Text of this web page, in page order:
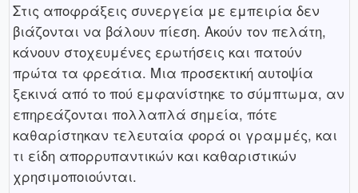
Στις αποφράξεις συνεργεία με εμπειρία δεν
βιάζονται να βάλουν πίεση. Ακούν τον πελάτη,
κάνουν στοχευμένες ερωτήσεις και πατούν
πρώτα τα φρεάτια. Μια προσεκτική αυτοψία
ξεκινά από το πού εμφανίστηκε το σύμπτωμα, αν
επηρεάζονται πολλαπλά σημεία, πότε
καθαρίστηκαν τελευταία φορά οι γραμμές, και
τι είδη απορρυπαντικών και καθαριστικών
χρησιμοποιούνται.